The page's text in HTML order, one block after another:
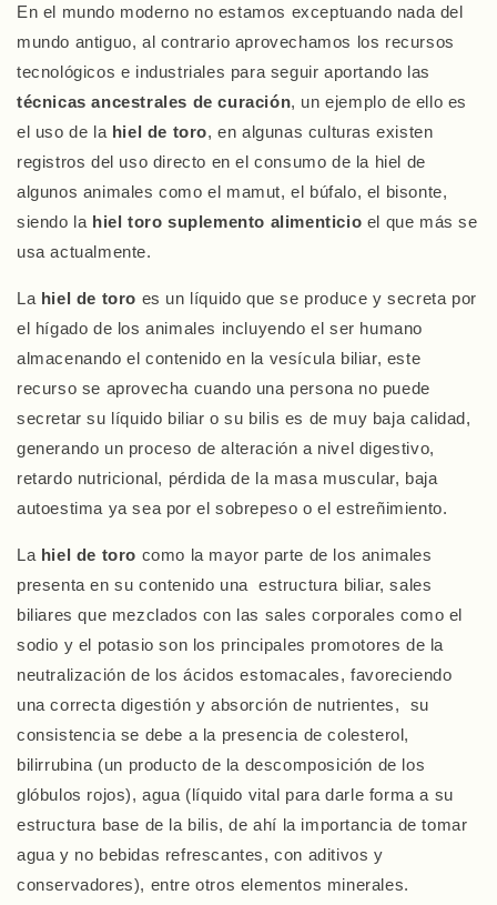
En el mundo moderno no estamos exceptuando nada del
mundo antiguo, al contrario aprovechamos los recursos
tecnológicos e industriales para seguir aportando las
técnicas ancestrales de curación, un ejemplo de ello es
el uso de la hiel de toro, en algunas culturas existen
registros del uso directo en el consumo de la hiel de
algunos animales como el mamut, el búfalo, el bisonte,
siendo la hiel toro suplemento alimenticio el que más se
usa actualmente.
La hiel de toro es un líquido que se produce y secreta por
el hígado de los animales incluyendo el ser humano
almacenando el contenido en la vesícula biliar, este
recurso se aprovecha cuando una persona no puede
secretar su líquido biliar o su bilis es de muy baja calidad,
generando un proceso de alteración a nivel digestivo,
retardo nutricional, pérdida de la masa muscular, baja
autoestima ya sea por el sobrepeso o el estreñimiento.
La hiel de toro como la mayor parte de los animales
presenta en su contenido una estructura biliar, sales
biliares que mezclados con las sales corporales como el
sodio y el potasio son los principales promotores de la
neutralización de los ácidos estomacales, favoreciendo
una correcta digestión y absorción de nutrientes, su
consistencia se debe a la presencia de colesterol,
bilirrubina (un producto de la descomposición de los
glóbulos rojos), agua (líquido vital para darle forma a su
estructura base de la bilis, de ahí la importancia de tomar
agua y no bebidas refrescantes, con aditivos y
conservadores), entre otros elementos minerales.